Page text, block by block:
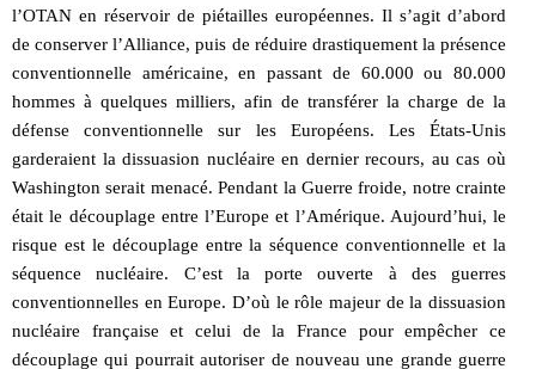
l’OTAN en réservoir de piétailles européennes. Il s’agit d’abord
de conserver l’Alliance, puis de réduire drastiquement la présence
conventionnelle américaine, en passant de 60.000 ou 80.000
hommes à quelques milliers, afin de transférer la charge de la
défense conventionnelle sur les Européens. Les États-Unis
garderaient la dissuasion nucléaire en dernier recours, au cas où
Washington serait menacé. Pendant la Guerre froide, notre crainte
était le découplage entre l’Europe et l’Amérique. Aujourd’hui, le
risque est le découplage entre la séquence conventionnelle et la
séquence nucléaire. C’est la porte ouverte à des guerres
conventionnelles en Europe. D’où le rôle majeur de la dissuasion
nucléaire française et celui de la France pour empêcher ce
découplage qui pourrait autoriser de nouveau une grande guerre